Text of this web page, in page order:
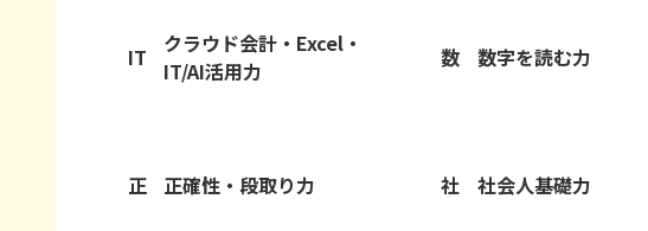
IT
クラウド会計・Excel・
IT/AI活用力
数 数字を読む力
正 正確性・段取り力 社 社会人基礎力